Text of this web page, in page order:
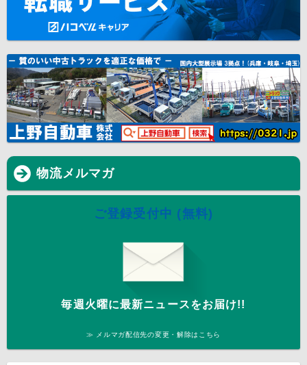
物流メルマガ
ご登録受付中 (無料)
毎週火曜に最新ニュースをお届け!!
≫ メルマガ配信先の変更・解除はこちら